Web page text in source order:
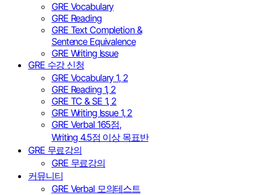
GRE Vocabulary
GRE Reading
GRE Text Completion &
Sentence Equivalence
GRE Writing Issue
GRE 수강 신청
GRE Vocabulary 1, 2
GRE Reading 1, 2
GRE TC & SE 1, 2
GRE Writing Issue 1, 2
GRE Verbal 165점,
Writing 4.5점 이상 목표반
GRE 무료강의
GRE 무료강의
커뮤니티
GRE Verbal 모의테스트